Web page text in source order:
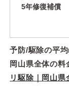
5年修復補償
予防/駆除の平均
岡山県全体の料
リ駆除｜岡山